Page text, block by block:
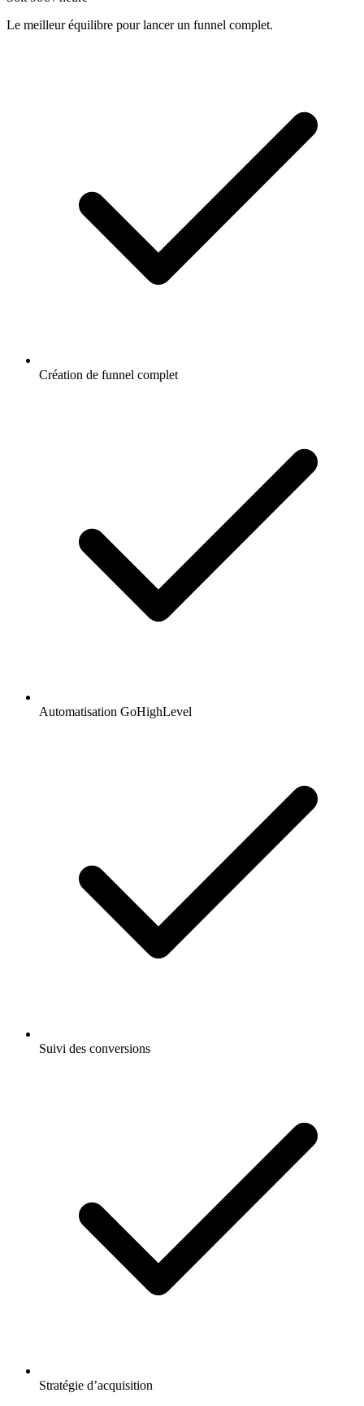
Le meilleur équilibre pour lancer un funnel complet.
Création de funnel complet
Automatisation GoHighLevel
Suivi des conversions
Stratégie d’acquisition